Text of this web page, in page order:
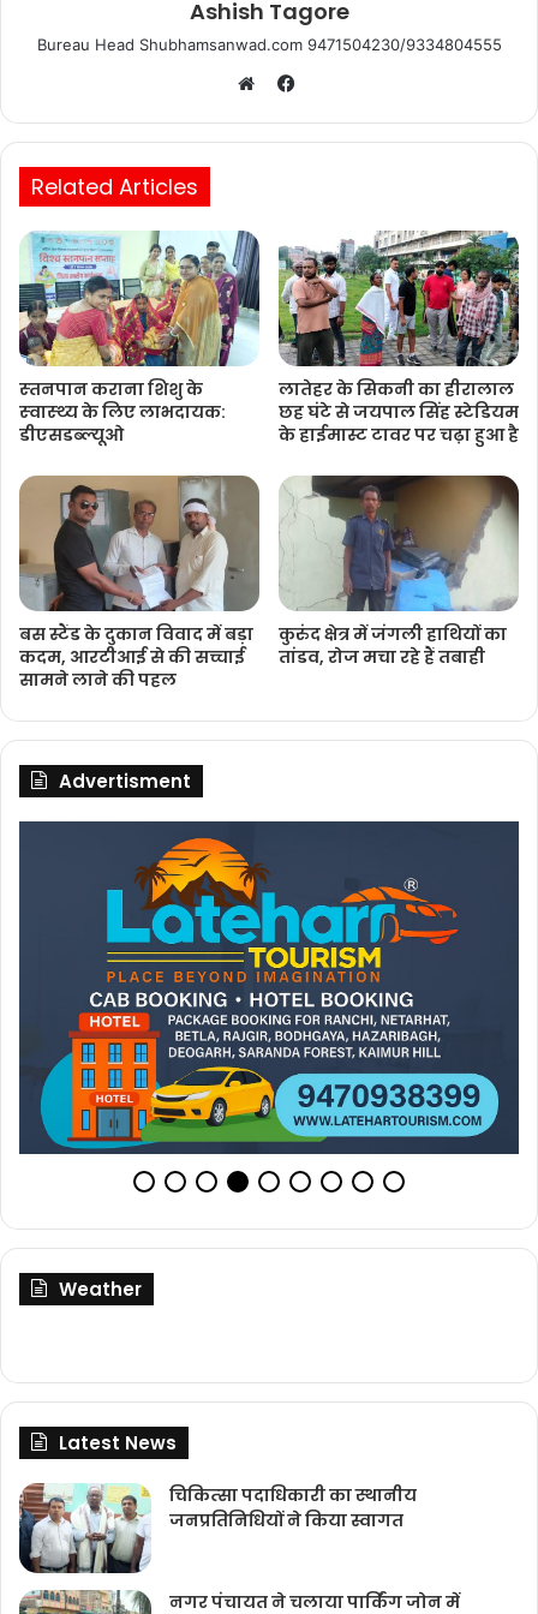
Ashish Tagore
Bureau Head Shubhamsanwad.com 9471504230/9334804555
Facebook
Related Articles
स्‍तनपान कराना शिशु के
स्‍वास्‍थ्‍य के लिए लाभदायक:
डीएसडब्‍ल्‍यूओ
लातेहर के सिकनी का हीरालाल
छह घंटे से जयपाल सिंह स्टेडियम
के हाईमास्ट टावर पर चढ़ा हुआ है
बस स्टैंड के दुकान विवाद में बड़ा
कदम, आरटीआई से की सच्चाई
सामने लाने की पहल
कुरुंद क्षेत्र में जंगली हाथियों का
तांडव, रोज मचा रहे हैं तबाही
Advertisment
Weather
Latest News
चिकित्‍सा पदाधिकारी का स्थानीय
जनप्रतिनिधियों ने किया स्वागत
नगर पंचायत ने चलाया पार्किंग जोन में